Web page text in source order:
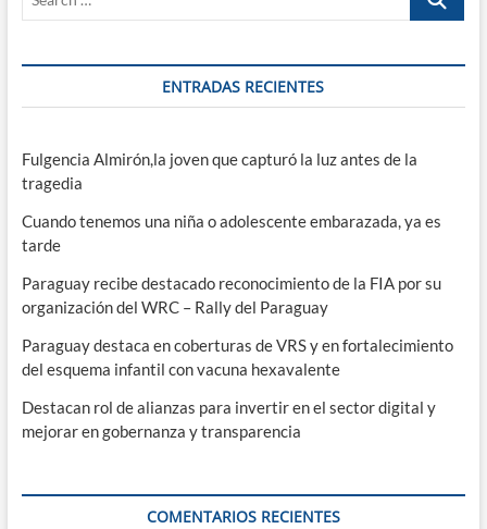
ENTRADAS RECIENTES
Fulgencia Almirón,la joven que capturó la luz antes de la
tragedia
Cuando tenemos una niña o adolescente embarazada, ya es
tarde
Paraguay recibe destacado reconocimiento de la FIA por su
organización del WRC – Rally del Paraguay
Paraguay destaca en coberturas de VRS y en fortalecimiento
del esquema infantil con vacuna hexavalente
Destacan rol de alianzas para invertir en el sector digital y
mejorar en gobernanza y transparencia
COMENTARIOS RECIENTES